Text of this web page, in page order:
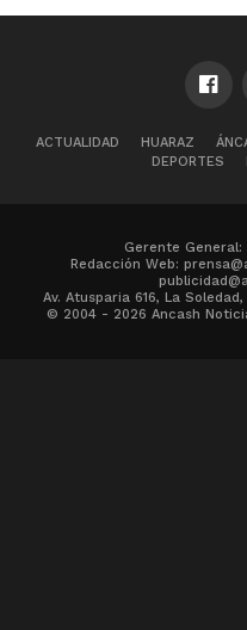
ACTUALIDAD HUARAZ
DEPORTES
Gerente General:
Redacción Web:
Av. Atusparia 616, La
© 2004 - 2026 Ancash